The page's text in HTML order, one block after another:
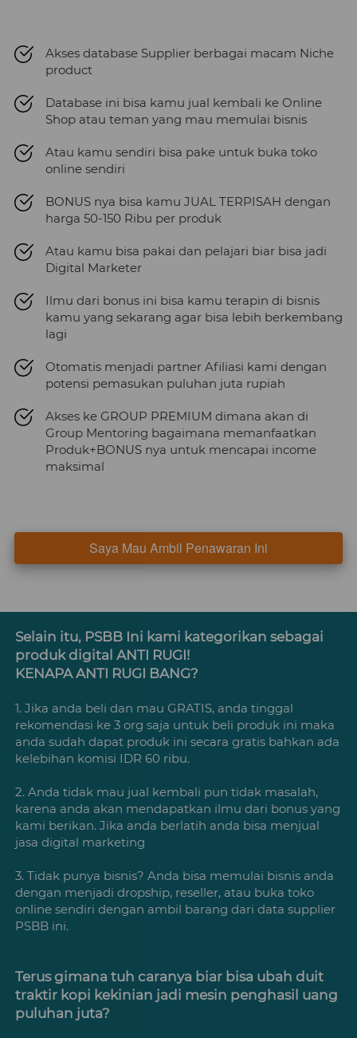
Akses database Supplier berbagai macam Niche
product
Database ini bisa kamu jual kembali ke Online
Shop atau teman yang mau memulai bisnis
Atau kamu sendiri bisa pake untuk buka toko
online sendiri
BONUS nya bisa kamu JUAL TERPISAH dengan
harga 50-150 Ribu per produk
Atau kamu bisa pakai dan pelajari biar bisa jadi
Digital Marketer
Ilmu dari bonus ini bisa kamu terapin di bisnis
kamu yang sekarang agar bisa lebih berkembang
lagi
Otomatis menjadi partner Afiliasi kami dengan
potensi pemasukan puluhan juta rupiah
Akses ke GROUP PREMIUM dimana akan di
Group Mentoring bagaimana memanfaatkan
Produk+BONUS nya untuk mencapai income
maksimal
`Saya Mau Ambil Penawaran Ini
Selain itu, PSBB Ini kami kategorikan sebagai
produk digital ANTI RUGI!
KENAPA ANTI RUGI BANG?
1. Jika anda beli dan mau GRATIS, anda tinggal
rekomendasi ke 3 org saja untuk beli produk ini maka
anda sudah dapat produk ini secara gratis bahkan ada
kelebihan komisi IDR 60 ribu.
2. Anda tidak mau jual kembali pun tidak masalah,
karena anda akan mendapatkan ilmu dari bonus yang
kami berikan. Jika anda berlatih anda bisa menjual
jasa digital marketing
3. Tidak punya bisnis? Anda bisa memulai bisnis anda
dengan menjadi dropship, reseller, atau buka toko
online sendiri dengan ambil barang dari data supplier
PSBB ini.
Terus gimana tuh caranya biar bisa ubah duit
traktir kopi kekinian jadi mesin penghasil uang
puluhan juta?